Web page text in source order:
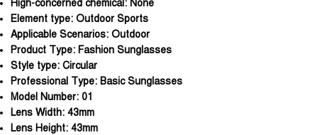
High-concerned chemical: None
Element type: Outdoor Sports
Applicable Scenarios: Outdoor
Product Type: Fashion Sunglasses
Style type: Circular
Professional Type: Basic Sunglasses
Model Number: 01
Lens Width: 43mm
Lens Height: 43mm